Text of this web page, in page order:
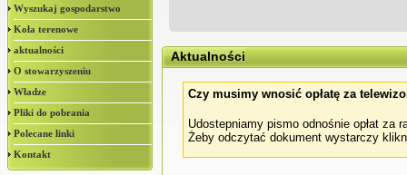
Wyszukaj gospodarstwo
Koła terenowe
aktualności
O stowarzyszeniu
Władze
Pliki do pobrania
Polecane linki
Kontakt
Aktualności
Czy musimy wnosić opłatę za
Udostepniamy pismo odnośnie opłat za
Żeby odczytać dokument wystarczy